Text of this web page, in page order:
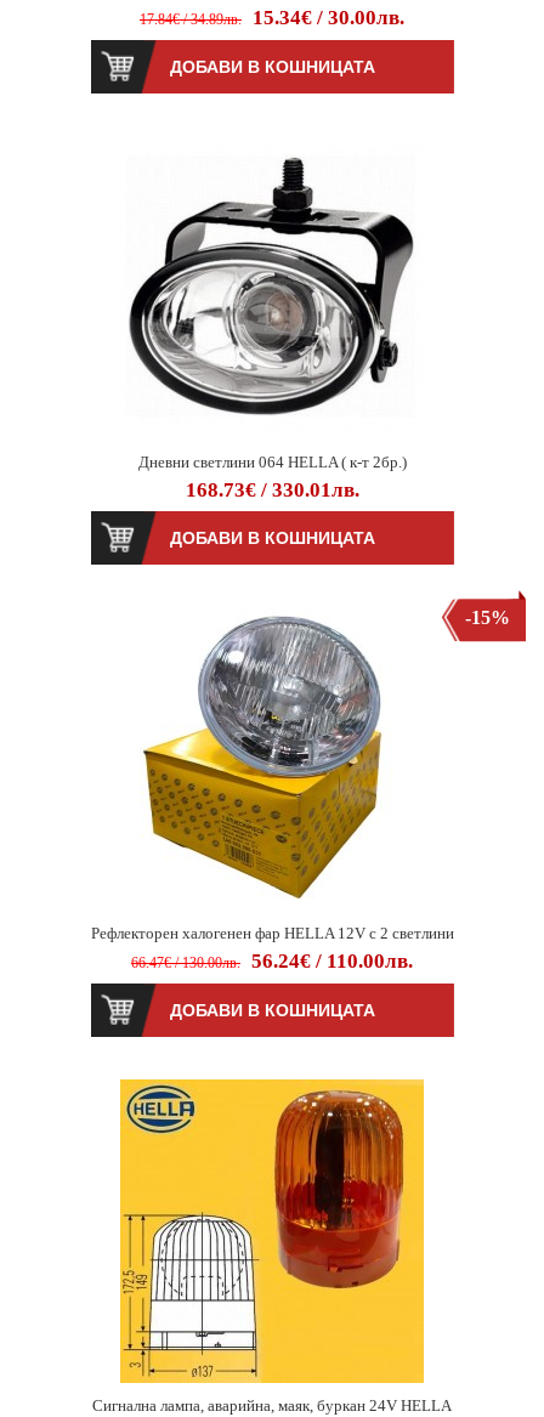
17.84€ / 34.89лв. 15.34€ / 30.00лв.
Дневни светлини 064 HELLA ( к-т 2бр.)
168.73€ / 330.01лв.
Рефлекторен халогенен фар HELLA 12V с 2 светлини
66.47€ / 130.00лв. 56.24€ / 110.00лв.
-15%
Сигнална лампа, аварийна, маяк, буркан 24V HELLA